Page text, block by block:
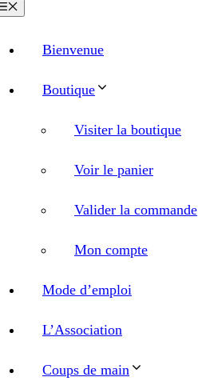
Menu
Bienvenue
Boutique
Visiter la boutique
Voir le panier
Valider la commande
Mon compte
Mode d’emploi
L’Association
Coups de main